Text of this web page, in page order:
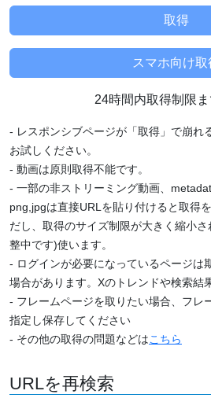
24時間内取得制限ま
- レスポンシブページが「取得」で崩れ
お試しください。
- 動画は原則取得不能です。
- 一部の非ストリーミング動画、
png,jpgは直接URLを貼り付けると取得
だし、取得のサイズ制限が大きく縮小
整中です)使います。
- ログインが必要になっているページは
場合があります。Xのトレンドや検索結
- フレームページを取りたい場合、フレ
指定し保存してください
- その他の取得の問題などはこちら
URLを再検索